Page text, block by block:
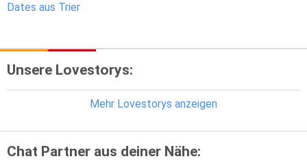
Dates aus Trier
Unsere Lovestorys:
Mehr Lovestorys anzeigen
Chat Partner aus deiner Nähe: